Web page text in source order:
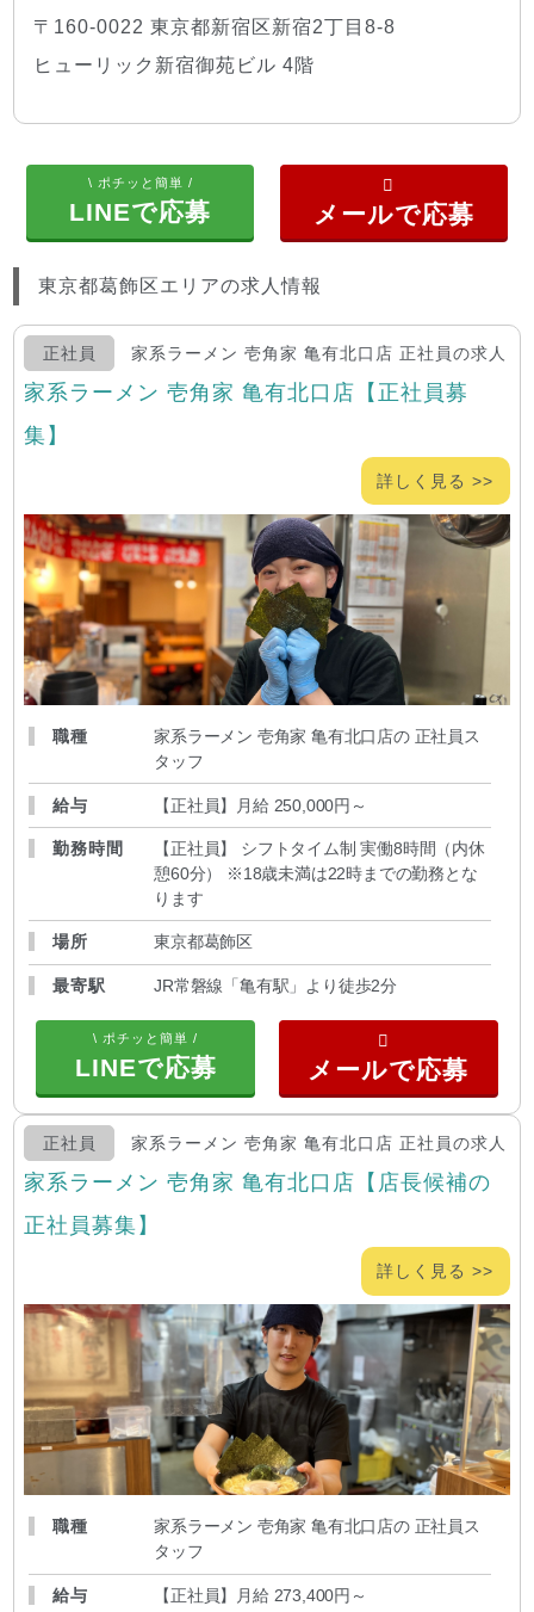
〒160-0022 東京都新宿区新宿2丁目8-8
ヒューリック新宿御苑ビル 4階
\ ポチッと簡単 /
LINEで応募
東京都葛飾区エリアの求人情報
正社員 家系ラーメン 壱角家 亀有北口店 正社員の求人
家系ラーメン 壱角家 亀有北口店【正社員募
集】
詳しく見る >>
職種
家系ラーメン 壱角家 亀有北口店の 正社員ス
タッフ
給与 【正社員】月給 250,000円～
勤務時間
【正社員】 シフトタイム制 実働8時間（内休
憩60分） ※18歳未満は22時までの勤務とな
ります
場所 東京都葛飾区
最寄駅 JR常磐線「亀有駅」より徒歩2分
\ ポチッと簡単 /
LINEで応募
正社員 家系ラーメン 壱角家 亀有北口店 正社員の求人
家系ラーメン 壱角家 亀有北口店【店長候補の
正社員募集】
詳しく見る >>
職種
家系ラーメン 壱角家 亀有北口店の 正社員ス
タッフ
給与 【正社員】月給 273,400円～